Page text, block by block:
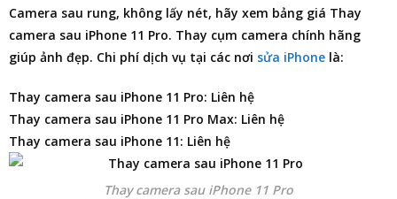
Camera sau rung, không lấy nét, hãy xem bảng giá Thay
camera sau iPhone 11 Pro. Thay cụm camera chính hãng
giúp ảnh đẹp. Chi phí dịch vụ tại các nơi sửa iPhone là:
Thay camera sau iPhone 11 Pro: Liên hệ
Thay camera sau iPhone 11 Pro Max: Liên hệ
Thay camera sau iPhone 11: Liên hệ
Thay camera sau iPhone 11 Pro